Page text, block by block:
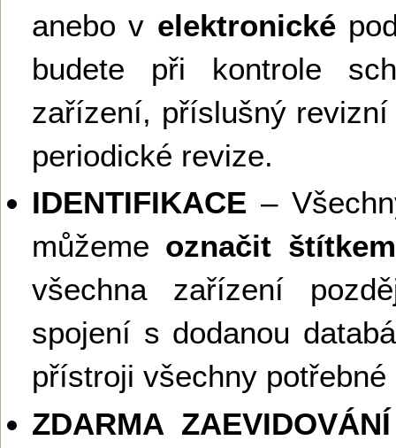
anebo v elektronické
budete při kontrole
zařízení, příslušný
periodické revize.
IDENTIFIKACE –
můžeme označit
všechna zařízení
spojení s dodanou
přístroji všechny potřebné
ZDARMA